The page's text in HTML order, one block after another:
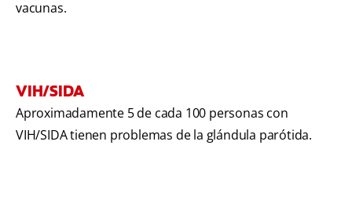
vacunas.
VIH/SIDA
Aproximadamente 5 de cada 100 personas con
VIH/SIDA tienen problemas de la glándula parótida.